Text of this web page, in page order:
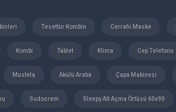
Tesettür Kombin Cerrahi Maske
Kombi Tablet Klima Cep Telefonu
Mustela Akülü Araba Çapa Makinesi
Sudocrem Sleepy Alt Açma Örtüsü 60x90